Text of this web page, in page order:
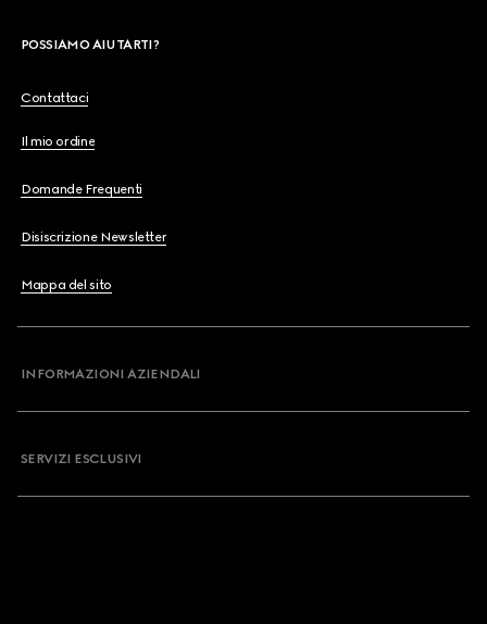
POSSIAMO AIUTARTI?
Contattaci
Il mio ordine
Domande Frequenti
Disiscrizione Newsletter
Mappa del sito
INFORMAZIONI AZIENDALI
SERVIZI ESCLUSIVI